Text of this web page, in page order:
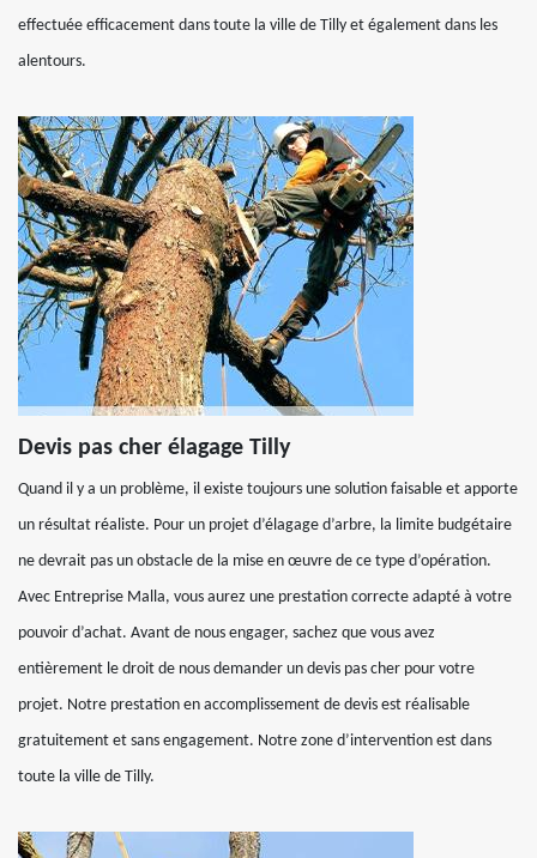
effectuée efficacement dans toute la ville de Tilly et également dans les
alentours.
Devis pas cher élagage Tilly
Quand il y a un problème, il existe toujours une solution faisable et apporte
un résultat réaliste. Pour un projet d’élagage d’arbre, la limite budgétaire
ne devrait pas un obstacle de la mise en œuvre de ce type d’opération.
Avec Entreprise Malla, vous aurez une prestation correcte adapté à votre
pouvoir d’achat. Avant de nous engager, sachez que vous avez
entièrement le droit de nous demander un devis pas cher pour votre
projet. Notre prestation en accomplissement de devis est réalisable
gratuitement et sans engagement. Notre zone d’intervention est dans
toute la ville de Tilly.